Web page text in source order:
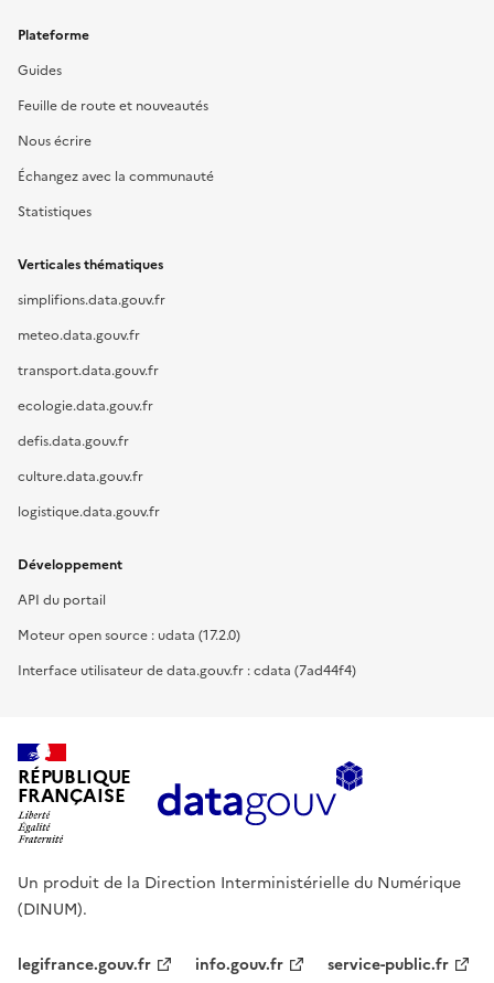
Plateforme
Guides
Feuille de route et nouveautés
Nous écrire
Échangez avec la communauté
Statistiques
Verticales thématiques
simplifions.data.gouv.fr
meteo.data.gouv.fr
transport.data.gouv.fr
ecologie.data.gouv.fr
defis.data.gouv.fr
culture.data.gouv.fr
logistique.data.gouv.fr
Développement
API du portail
Moteur open source : udata (17.2.0)
Interface utilisateur de data.gouv.fr : cdata (7ad44f4)
RÉPUBLIQUE
FRANÇAISE
Un produit de la Direction Interministérielle du Numérique
(DINUM).
legifrance.gouv.fr info.gouv.fr service-public.fr